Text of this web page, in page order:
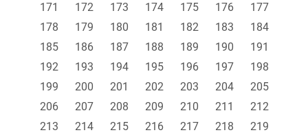
171
172 173 174 175 176
177
178
179 180 181 182 183
184
185
186 187 188 189 190
191
192
193 194 195 196 197
198
199
200 201 202 203 204
205
206
207 208 209 210 211
212
213
214 215 216 217 218
219